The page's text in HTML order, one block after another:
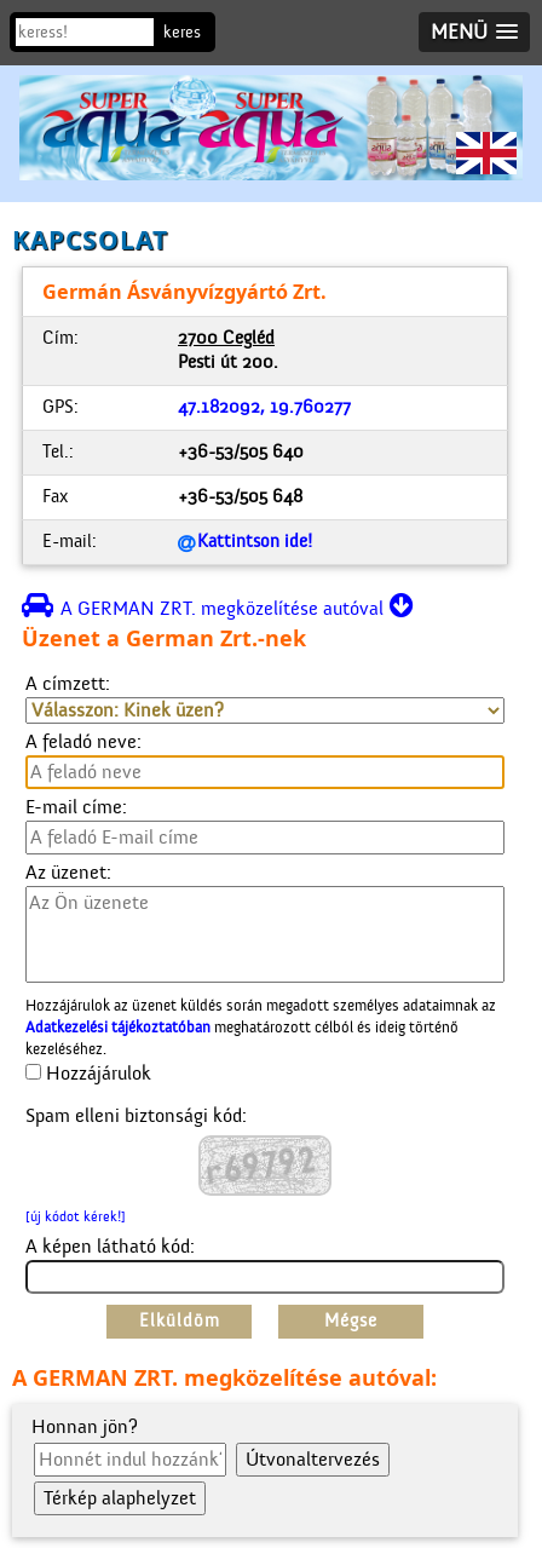
MENÜ
KAPCSOLAT
Germán Ásványvízgyártó Zrt.
Cím:
2700 Cegléd
Pesti út 200.
GPS: 47.182092, 19.760277
Tel.: +36-53/505 640
Fax +36-53/505 648
E-mail:  Kattintson ide!
A GERMAN ZRT. megközelítése autóval
Üzenet a German Zrt.-nek
A címzett:
A feladó neve:
E-mail címe:
Az üzenet:
Hozzájárulok az üzenet küldés során megadott személyes adataimnak az
Adatkezelési tájékoztatóban meghatározott célból és ideig történő
kezeléséhez.
Hozzájárulok
Spam elleni biztonsági kód:
[új kódot kérek!]
A képen látható kód:
A GERMAN ZRT. megközelítése autóval:
Honnan jön?